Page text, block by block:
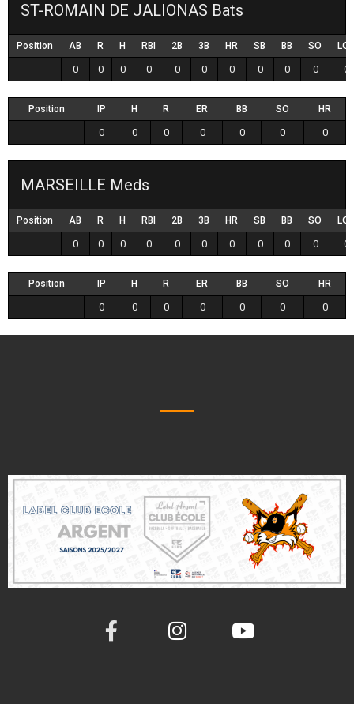
ST-ROMAIN DE JALIONAS Bats
Position AB R H RBI 2B 3B HR SB BB SO LOB
0 0 0 0 0 0 0 0 0 0 0
Position IP H R ER BB SO HR
0 0 0 0 0 0 0
MARSEILLE Meds
Position AB R H RBI 2B 3B HR SB BB SO LOB
0 0 0 0 0 0 0 0 0 0 0
Position IP H R ER BB SO HR
0 0 0 0 0 0 0